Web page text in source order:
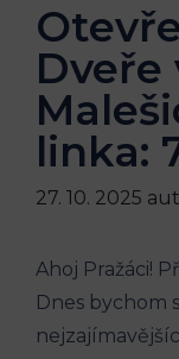
Dveře
linka:
27. 10. 2025
Ahoj Pražáci!
Dnes bychom